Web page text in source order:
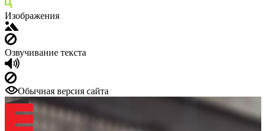
Изображения
Озвучивание текста
Обычная версия сайта